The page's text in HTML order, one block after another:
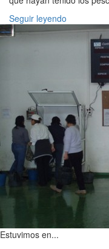
Seguir leyendo
Estuvimos en...